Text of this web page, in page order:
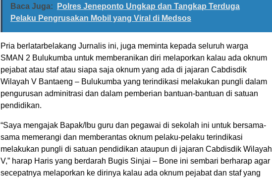
Baca Juga:
Polres Jeneponto Ungkap dan Tangkap Terduga
Pelaku Pengrusakan Mobil yang Viral di Medsos
Pria berlatarbelakang Jurnalis ini, juga meminta kepada seluruh warga
SMAN 2 Bulukumba untuk memberanikan diri melaporkan kalau ada oknum
pejabat atau staf atau siapa saja oknum yang ada di jajaran Cabdisdik
Wilayah V Bantaeng – Bulukumba yang terindikasi melakukan pungli dalam
pengurusan adminitrasi dan dalam pemberian bantuan-bantuan di satuan
pendidikan.
“Saya mengajak Bapak/Ibu guru dan pegawai di sekolah ini untuk bersama-
sama memerangi dan memberantas oknum pelaku-pelaku terindikasi
melakukan pungli di satuan pendidikan ataupun di jajaran Cabdisdik Wilayah
V,” harap Haris yang berdarah Bugis Sinjai – Bone ini sembari berharap agar
secepatnya melaporkan ke dirinya kalau ada oknum pejabat dan staf yang